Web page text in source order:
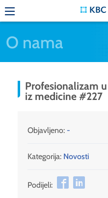
O nama
Profesionalizam
iz medicine #227
Objavljeno: -
Kategorija: Novosti
Podijeli: